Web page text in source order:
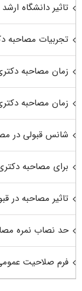
تاثیر دانشگاه
تجربیات مصاحبه
زمان مصاحبه
زمان مصاحبه
شانس قبولی در
برای مصاحبه
تاثیر مصاحبه در
حد نصاب نمره
فرم صلاحیت